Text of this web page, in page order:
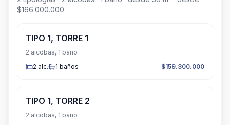
$166.000.000
TIPO 1, TORRE 1
2 alcobas, 1 baño
2 alc. 1 baños $159.300.000
TIPO 1, TORRE 2
2 alcobas, 1 baño